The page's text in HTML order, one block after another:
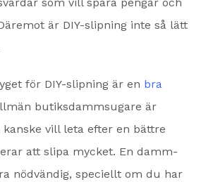
är DIY-slipning inte så lätt
för DIY-slipning är en bra
butiksdammsugare är
vill leta efter en bättre
att slipa mycket. En damm-
nödvändig, speciellt om du har